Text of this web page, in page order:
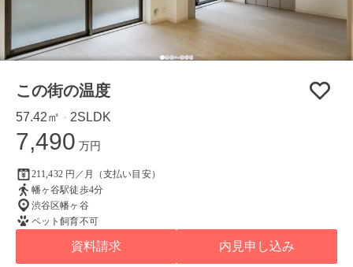
この街の温度
57.42㎡ ・ 2SLDK
7,490 万円
211,432 円／月（支払い目安）
幡ヶ谷駅徒歩4分
渋谷区幡ヶ谷
ペット飼育不可
資料請求 内見申し込み